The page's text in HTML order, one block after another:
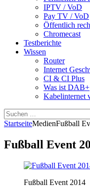
IPTV / VoD
Pay TV / VoD
Öffentlich
Chromecast
Testberichte
Wissen
Router
Internet
CI & CI Plus
Was ist DAB+
Kabelinternet
Suchen
nach:
StartseiteMedienFußball
Fußball Event
Fußball Event 2014